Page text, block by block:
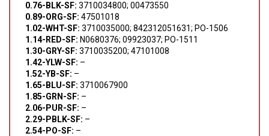
0.76-BLK-SF: 3710034800; 00473550
0.89-ORG-SF: 47501018
1.02-WHT-SF: 3710035000; 842312051631; PO-1506
1.14-RED-SF: N0680376; 09923037; PO-1511
1.30-GRY-SF: 3710035200; 47101008
1.42-YLW-SF: –
1.52-YB-SF: –
1.65-BLU-SF: 3710067900
1.85-GRN-SF: –
2.06-PUR-SF: –
2.29-PBLK-SF: –
2.54-PO-SF: –